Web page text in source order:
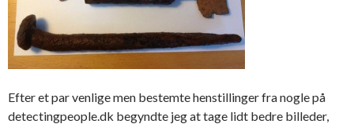
Efter et par venlige men bestemte henstillinger fra nogle på
detectingpeople.dk begyndte jeg at tage lidt bedre billeder,